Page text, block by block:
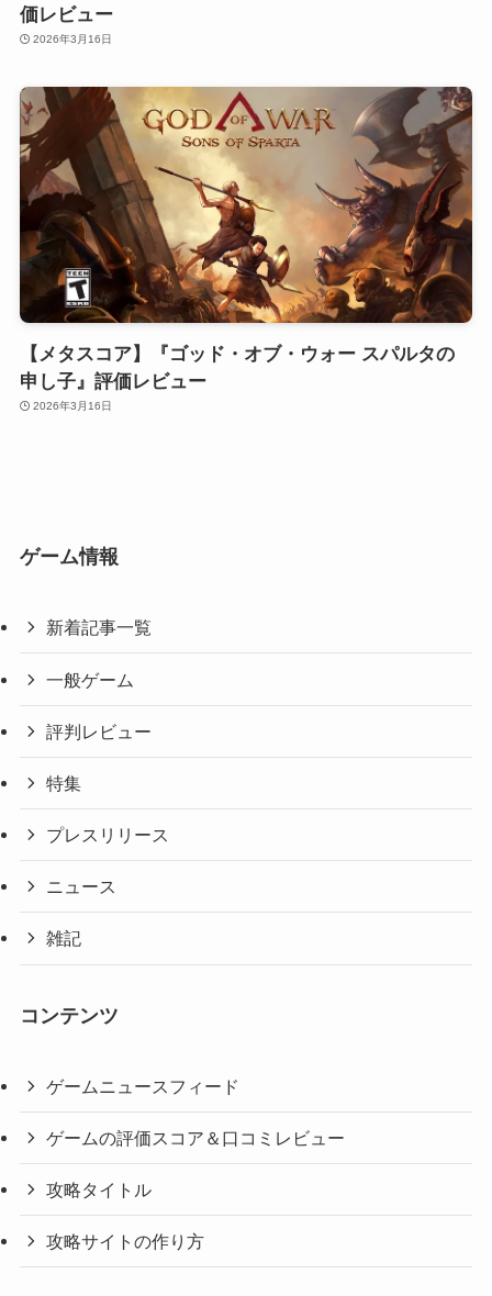
価レビュー
2026年3月16日
【メタスコア】『ゴッド・オブ・ウォー スパルタの
申し子』評価レビュー
2026年3月16日
ゲーム情報
新着記事一覧
一般ゲーム
評判レビュー
特集
プレスリリース
ニュース
雑記
コンテンツ
ゲームニュースフィード
ゲームの評価スコア＆口コミレビュー
攻略タイトル
攻略サイトの作り方